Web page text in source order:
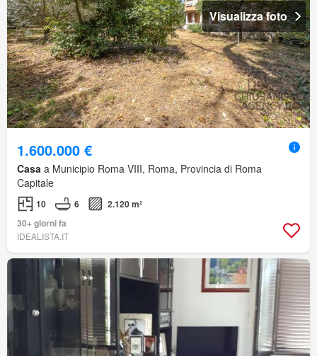
Visualizza foto
1.600.000 €
Casa a Municipio Roma VIII, Roma, Provincia di Roma
Capitale
10 6
2.120 m²
30+ giorni fa
IDEALISTA.IT